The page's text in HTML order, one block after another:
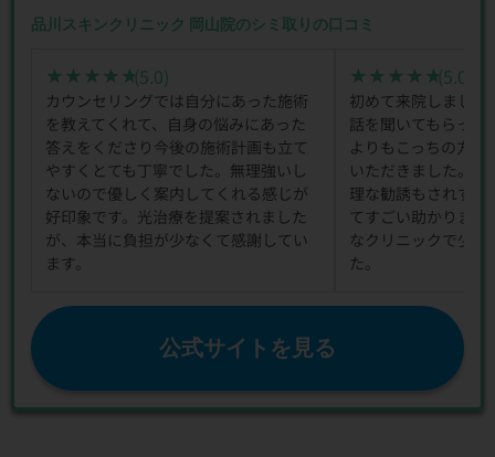
品川スキンクリニック 岡山院のシミ取りの口コミ
★★★★★
★★★★★(5.0)
カウンセリングでは自分にあった施術
を教えてくれて、自身の悩みにあった
答えをくださり今後の施術計画も立て
やすくとても丁寧でした。無理強いし
ないので優しく案内してくれる感じが
好印象です。光治療を提案されました
が、本当に負担が少なくて感謝してい
ます。
★★★★★
★★★★★(5.0)
初めて来院しました
話を聞いてもらって
よりもこっちの方が
いただきました。
理な勧誘もされず、
てすごい助かりま
なクリニックで少
た。
公式サイトを見る